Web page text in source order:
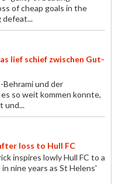
of cheap goals in the
defeat...
lief schief zwischen Gut-
Behrami und der
so weit kommen konnte,
und...
loss to Hull FC
inspires lowly Hull FC to a
nine years as St Helens'